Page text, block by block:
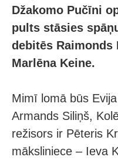
Džakomo Pučīni
pults stāsies
debitēs
Marlēna Keine.
Mimī lomā būs
Armands Siliņš,
režisors ir Pēteris
māksliniece – Ieva